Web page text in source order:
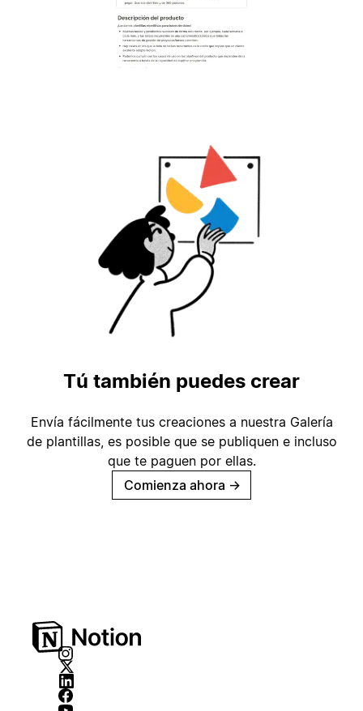
Tú también puedes crear
Envía fácilmente tus creaciones a nuestra Galería
de plantillas, es posible que se publiquen e incluso
que te paguen por ellas.
Comienza ahora →